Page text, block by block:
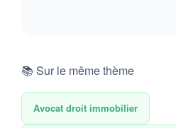
📚 Sur le même thème
Avocat droit immobilier